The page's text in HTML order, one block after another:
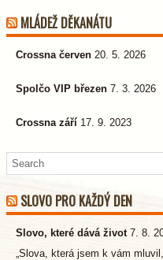
MLÁDEŽ DĚKANÁTU
Crossna červen 20. 5. 2026
Spolčo VIP březen 7. 3. 2026
Crossna září 17. 9. 2023
SLOVO PRO KAŽDÝ DEN
Slovo, které dává život 7. 8.
„Slova, která jsem k vám